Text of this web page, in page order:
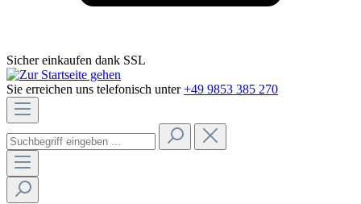
Sicher einkaufen dank SSL
Sie erreichen uns telefonisch unter +49 9853 385 270